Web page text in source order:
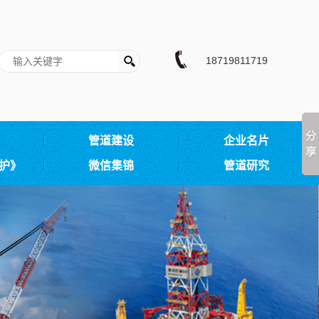
18719811719
管道建设 企业名片
》 微信集锦 管道研究